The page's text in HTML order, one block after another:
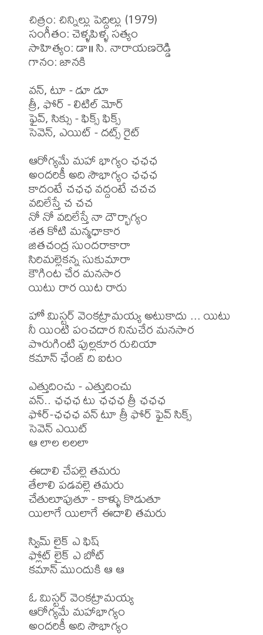
చిత్రం: చిన్నిల్లు పెద్దిల్లు (1979)
సంగీతం: చెళ్ళపిళ్ళ సత్యం
సాహిత్యం: డా॥ సి. నారాయణరెడ్డి
గానం: జానకి
వన్, టూ - డూ డూ
త్రీ, ఫోర్ - లిటిల్ మోర్
ఫైవ్, సిక్సు - ఫిక్స్ ఫిక్స్
సెవెన్, ఎయిట్ - దట్స్ రైట్
ఆరోగ్యమే మహా భాగ్యం ఛఛఛ
అందరికీ అది సౌభాగ్యం ఛఛఛ
కాదంటే చఛఛ వద్దంటే చచచ
వదిలేస్తే చ చచ
నో నో వదిలేస్తే నా దౌర్భాగ్యం
శత కోటి మన్మధాకార
జితచంద్ర సుందరాకారా
సిరిమల్లెకన్న సుకుమారా
కౌగింట చేర మనసార
యిటు రార యిట రారు
హో మిస్టర్ వెంకట్రామయ్య అటుకాదు ... యిటు
నీ యింటి పంచదార నినుచేర మనసార
పొరుగింటి పుల్లకూర రుచియా
కమాన్ ఛేంజ్ ది ఐటం
ఎత్తుదించు - ఎత్తుదించు
వన్.. ఛఛఛ టు ఛఛఛ త్రీ ఛఛఛ
ఫోర్-ఛఛఛ వన్ టూ త్రీ ఫోర్ ఫైవ్ సిక్స్
సెవెన్ ఎయిట్
ఆ లాల లలలా
ఈదాలి చేపల్లె తమరు
తేలాలి పడవల్లె తమరు
చేతులూపుతూ - కాళ్ళు కొడుతూ
యిలాగే యిలాగే ఈదాలి తమరు
స్విమ్ లైక్ ఎ ఫిష్
ఫ్లోట్ లైక్ ఎ బోట్
కమాన్ ముందుకి ఆ ఆ
ఓ మిస్టర్ వెంకట్రామయ్య
ఆరోగ్యమే మహాభాగ్యం
అందరికీ అది సౌభాగ్యం